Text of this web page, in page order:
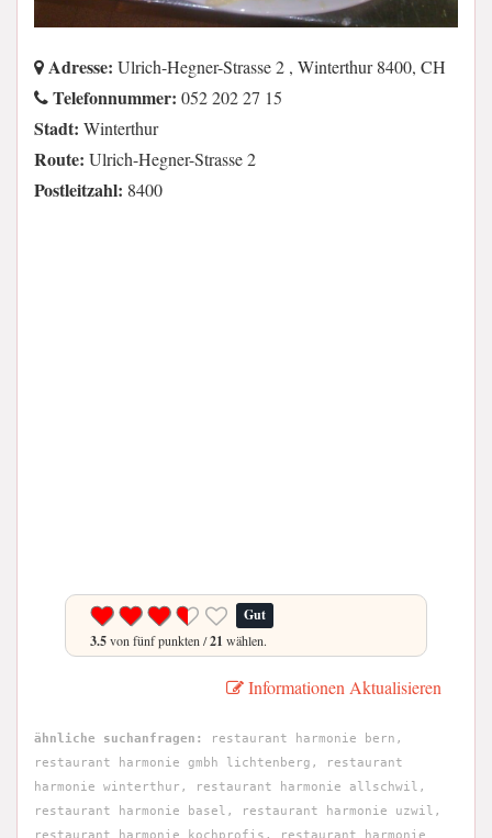
Adresse: Ulrich-Hegner-Strasse 2 , Winterthur 8400, CH
Telefonnummer: 052 202 27 15
Stadt: Winterthur
Route: Ulrich-Hegner-Strasse 2
Postleitzahl: 8400
Gut
3.5von fünf punkten /21 wählen.
Informationen Aktualisieren
ähnliche suchanfragen:
restaurant harmonie bern,
restaurant harmonie gmbh lichtenberg, restaurant
harmonie winterthur, restaurant harmonie allschwil,
restaurant harmonie basel, restaurant harmonie uzwil,
restaurant harmonie kochprofis, restaurant harmonie